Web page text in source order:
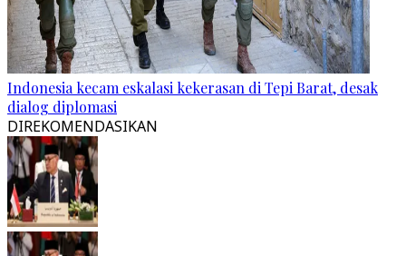
Indonesia kecam eskalasi kekerasan di Tepi Barat, desak
dialog diplomasi
DIREKOMENDASIKAN